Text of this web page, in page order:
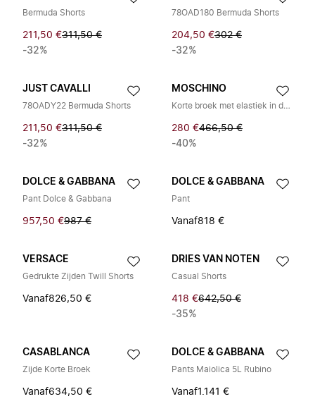
Bermuda Shorts
211,50 €311,50 €
-32%
78OAD180 Bermuda Shorts
204,50 €302 €
-32%
JUST CAVALLI
78OADY22 Bermuda Shorts
211,50 €311,50 €
-32%
MOSCHINO
Korte broek met elastiek in de taille
280 €466,50 €
-40%
DOLCE & GABBANA
Pant Dolce & Gabbana
957,50 €987 €
DOLCE & GABBANA
Pant
Vanaf818 €
VERSACE
Gedrukte Zijden Twill Shorts
Vanaf826,50 €
DRIES VAN NOTEN
Casual Shorts
418 €642,50 €
-35%
CASABLANCA
Zijde Korte Broek
Vanaf634,50 €
DOLCE & GABBANA
Pants Maiolica 5L Rubino
Vanaf1.141 €